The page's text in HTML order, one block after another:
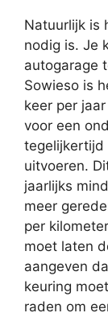
Natuurlijk is
nodig is. Je
autogarage
Sowieso is
keer per
voor een
tegelijkertijd
uitvoeren.
jaarlijks
meer
per
moet laten
aangeven
keuring
raden om